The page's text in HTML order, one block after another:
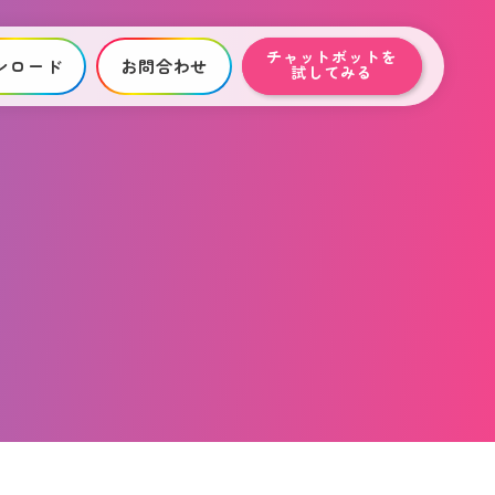
ロード お問合わせ チャットボットを
試してみる